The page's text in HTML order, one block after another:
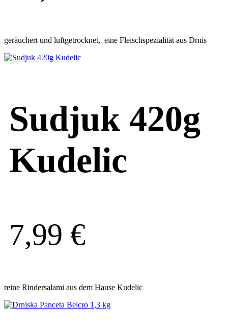
geräuchert und luftgetrocknet, eine Fleischspezialität aus Drnis
Sudjuk 420g
Kudelic
7,99 €
reine Rindersalami aus dem Hause Kudelic